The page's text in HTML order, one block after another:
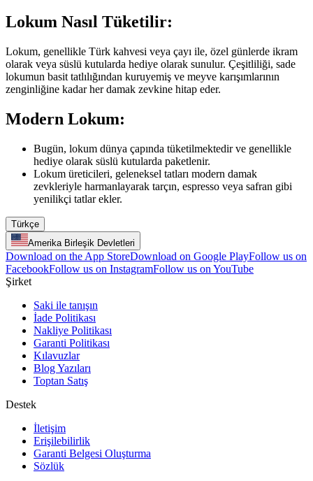
Lokum Nasıl Tüketilir:
Lokum, genellikle Türk kahvesi veya çayı ile, özel günlerde ikram
olarak veya süslü kutularda hediye olarak sunulur. Çeşitliliği, sade
lokumun basit tatlılığından kuruyemiş ve meyve karışımlarının
zenginliğine kadar her damak zevkine hitap eder.
Modern Lokum:
Bugün, lokum dünya çapında tüketilmektedir ve genellikle
hediye olarak süslü kutularda paketlenir.
Lokum üreticileri, geleneksel tatları modern damak
zevkleriyle harmanlayarak tarçın, espresso veya safran gibi
yenilikçi tatlar ekler.
Türkçe
Amerika Birleşik Devletleri
Download on the App StoreDownload on Google PlayFollow us on
FacebookFollow us on InstagramFollow us on YouTube
Şirket
Saki ile tanışın
İade Politikası
Nakliye Politikası
Garanti Politikası
Kılavuzlar
Blog Yazıları
Toptan Satış
Destek
İletişim
Erişilebilirlik
Garanti Belgesi Oluşturma
Sözlük